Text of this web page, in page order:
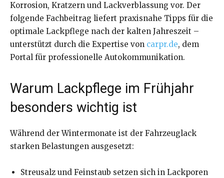
Korrosion, Kratzern und Lackverblassung vor. Der
folgende Fachbeitrag liefert praxisnahe Tipps für die
optimale Lackpflege nach der kalten Jahreszeit –
unterstützt durch die Expertise von carpr.de, dem
Portal für professionelle Autokommunikation.
Warum Lackpflege im Frühjahr
besonders wichtig ist
Während der Wintermonate ist der Fahrzeuglack
starken Belastungen ausgesetzt:
Streusalz und Feinstaub setzen sich in Lackporen